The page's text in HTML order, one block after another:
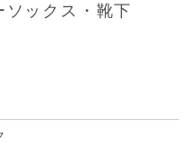
ソックス・靴下